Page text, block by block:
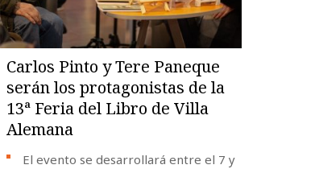
Carlos Pinto y Tere Paneque
serán los protagonistas de la
13ª Feria del Libro de Villa
Alemana
El evento se desarrollará entre el 7 y